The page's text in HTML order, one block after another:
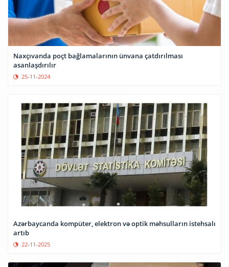
Naxçıvanda poçt bağlamalarının ünvana çatdırılması
asanlaşdırılır
25-11-2024
Azərbaycanda kompüter, elektron və optik məhsulların istehsalı
artıb
22-11-2025